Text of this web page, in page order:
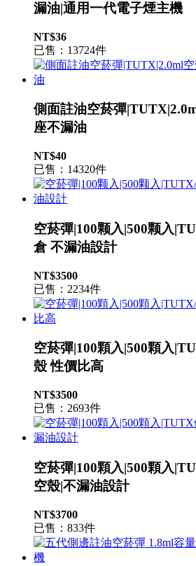
漏油|通用一代電子煙主機
NT$36
已售：13724件
側面註油空菸彈
座不漏油
NT$40
已售：14320件
空菸彈|100颗入|500颗入
倉 不漏油設計
NT$3500
已售：2234件
空菸彈|100顆入|500顆入
殼 性價比高
NT$3500
已售：2693件
空菸彈|100顆入|500顆入
空殼|不漏油設計
NT$3700
已售：833件